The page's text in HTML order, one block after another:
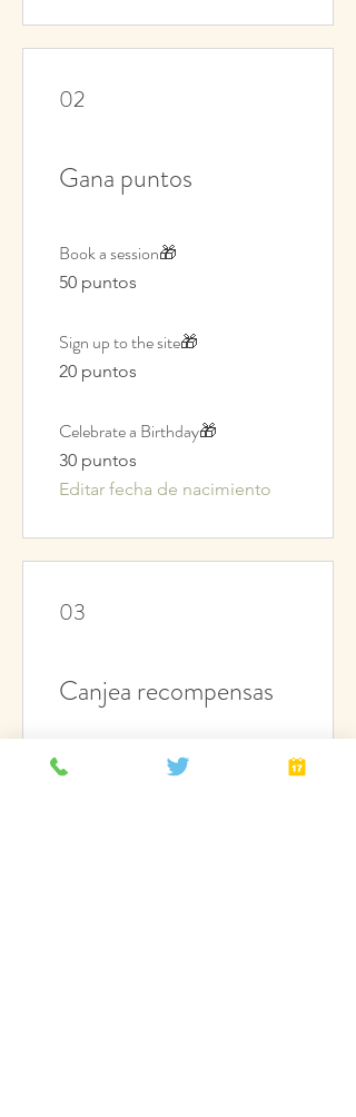
02
Gana puntos
Book a session🎁
50 puntos
Sign up to the site🎁
20 puntos
Celebrate a Birthday🎁
30 puntos
Editar fecha de nacimiento
03
Canjea recompensas
For a 30 min Session